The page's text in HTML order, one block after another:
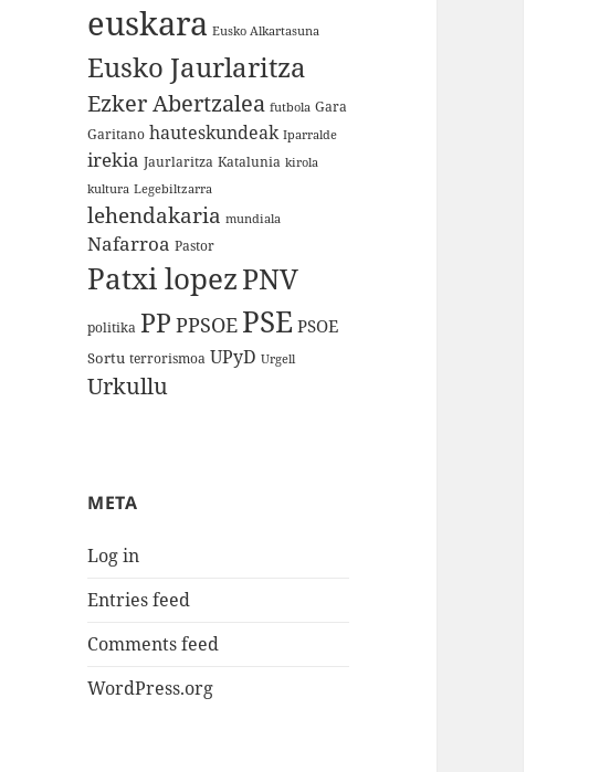
euskara Eusko Alkartasuna
Eusko Jaurlaritza
Ezker Abertzalea futbola Gara
Garitano hauteskundeak Iparralde
irekia Jaurlaritza Katalunia kirola
kultura Legebiltzarra
lehendakaria mundiala
Nafarroa Pastor
Patxi lopezPNV
politika PP PPSOE PSE PSOE
Sortu terrorismoa UPyD Urgell
Urkullu
META
Log in
Entries feed
Comments feed
WordPress.org